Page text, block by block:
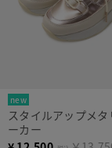
new
スタイルアップメ
ーカー